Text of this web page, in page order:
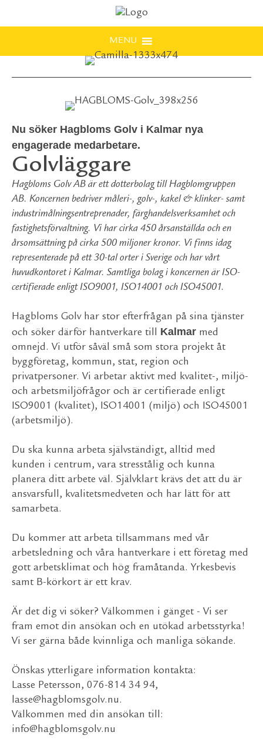
MENU
Nu söker Hagbloms Golv i Kalmar nya
engagerade medarbetare.
Golvläggare
Hagbloms Golv AB är ett dotterbolag till Hagblomgruppen
AB. Koncernen bedriver måleri-, golv-, kakel & klinker- samt
industrimålningsentreprenader, färghandelsverksamhet och
fastighetsförvaltning. Vi har cirka 450 årsanställda och en
årsomsättning på cirka 500 miljoner kronor. Vi finns idag
representerade på ett 30-tal orter i Sverige och har vårt
huvudkontoret i Kalmar. Samtliga bolag i koncernen är ISO-
certifierade enligt ISO9001, ISO14001 och ISO45001.
Hagbloms Golv har stor efterfrågan på sina tjänster
och söker därför hantverkare till Kalmar med
omnejd. Vi utför såväl små som stora projekt åt
byggföretag, kommun, stat, region och
privatpersoner. Vi arbetar aktivt med kvalitet-, miljö-
och arbetsmiljöfrågor och är certifierade enligt
ISO9001 (kvalitet), ISO14001 (miljö) och ISO45001
(arbetsmiljö).
Du ska kunna arbeta självständigt, alltid med
kunden i centrum, vara stresstålig och kunna
planera ditt arbete väl. Självklart krävs det att du är
ansvarsfull, kvalitetsmedveten och har lätt för att
samarbeta.
Du kommer att arbeta tillsammans med vår
arbetsledning och våra hantverkare i ett företag med
gott arbetsklimat och hög framåtanda. Yrkesbevis
samt B-körkort är ett krav.
Är det dig vi söker? Välkommen i gänget - Vi ser
fram emot din ansökan och en utökad arbetsstyrka!
Vi ser gärna både kvinnliga och manliga sökande.
Önskas ytterligare information kontakta:
Lasse Petersson, 076-814 34 94,
lasse@hagblomsgolv.nu.
Välkommen med din ansökan till:
info@hagblomsgolv.nu